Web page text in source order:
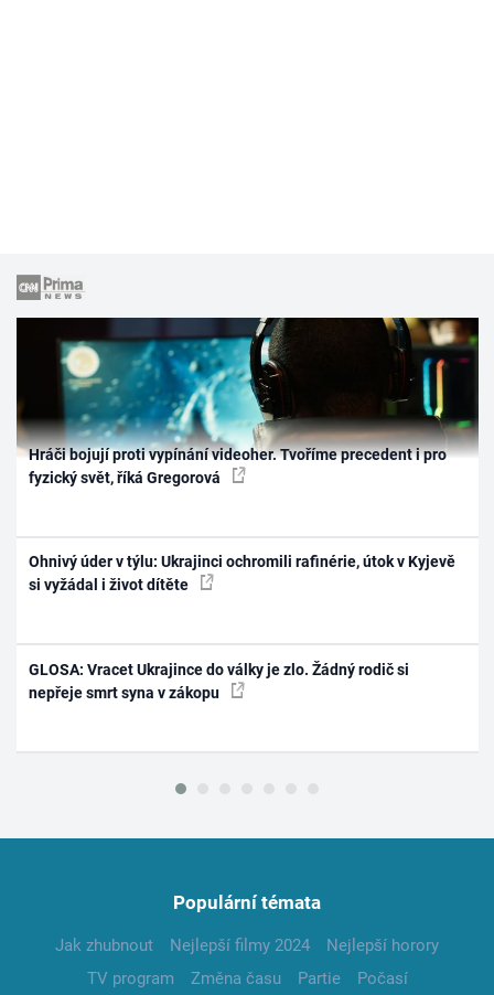
Hráči bojují proti vypínání videoher. Tvoříme precedent i pro
fyzický svět, říká Gregorová
Ohnivý úder v týlu: Ukrajinci ochromili rafinérie, útok v Kyjevě
si vyžádal i život dítěte
GLOSA: Vracet Ukrajince do války je zlo. Žádný rodič si
nepřeje smrt syna v zákopu
Populární témata
Jak zhubnout Nejlepší filmy 2024
Nejlepší horory
TV program
Změna času Partie
Počasí